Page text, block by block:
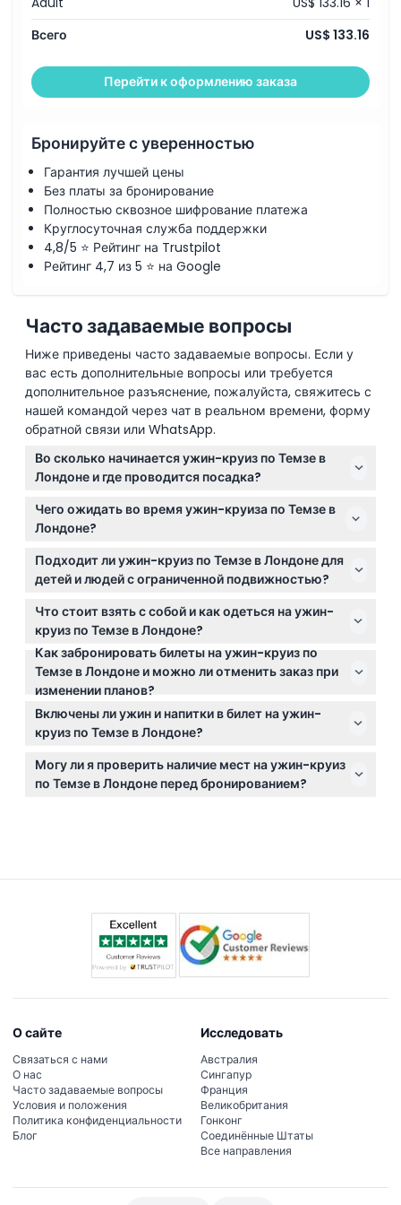
Политика в отношении детей и взрослых
Вещи, которые нужно знать
Дресс-код
Условия и положения
Всего
US$ 133.16
Перейти к оформлению заказа
Бронируйте с уверенностью
Гарантия лучшей цены
Без платы за бронирование
Полностью сквозное шифрование платежа
Круглосуточная служба поддержки
4,8/5 ⭐ Рейтинг на Trustpilot
Рейтинг 4,7 из 5 ⭐ на Google
Часто задаваемые вопросы
Ниже приведены часто задаваемые вопросы. Если у
вас есть дополнительные вопросы или требуется
дополнительное разъяснение, пожалуйста, свяжитесь с
нашей командой через чат в реальном времени, форму
обратной связи или WhatsApp.
Во сколько начинается ужин-круиз по Темзе в
Лондоне и где проводится посадка?
Посадка начинается в 19:30 на пристани
Вестминстер, Виктория Эмбэнкмент, Лондон, SW1A
2JH, круиз отправляется ровно в 19:45. (время
может изменяться — пожалуйста, уточняйте при
бронировании)
Чего ожидать во время ужин-круиза по Темзе в
Лондоне?
Вас ждет трёхчасовой круиз с приветственным
напитком, вкусным трёхблюдным ужином, живой
музыкой и потрясающими видами на подсвеченные
достопримечательности Лондона, такие как Биг-
Бен и Тауэр-бридж.
Подходит ли ужин-круиз по Темзе в Лондоне для
детей и людей с ограниченной подвижностью?
Этот круиз подходит только для гостей от 13 лет и
старше и не оборудован для инвалидных колясок,
поэтому может быть неудобен для людей с
проблемами мобильности.
Что стоит взять с собой и как одеться на ужин-
круиз по Темзе в Лондоне?
Рекомендуется одеваться в стиле smart casual;
кроссовки разрешены. Также стоит взять с собой
фотоаппарат или смартфон, чтобы запечатлеть
красивые ночные виды.
Как забронировать билеты на ужин-круиз по
Темзе в Лондоне и можно ли отменить заказ при
изменении планов?
Вы можете легко забронировать билеты онлайн
прямо на этом сайте. Политика отмены зависит от
типа тарифа, пожалуйста, ознакомьтесь с
подробностями во время бронирования.
Включены ли ужин и напитки в билет на ужин-
круиз по Темзе в Лондоне?
Да, в билет включены приветственный напиток и
трёхблюдный ужин; полное меню можно
посмотреть онлайн перед бронированием.
Могу ли я проверить наличие мест на ужин-круиз
по Темзе в Лондоне перед бронированием?
О сайте
Связаться с нами
О нас
Часто задаваемые вопросы
Условия и положения
Политика конфиденциальности
Блог
Исследовать
Австралия
Сингапур
Франция
Великобритания
Гонконг
Соединённые Штаты
Все направления